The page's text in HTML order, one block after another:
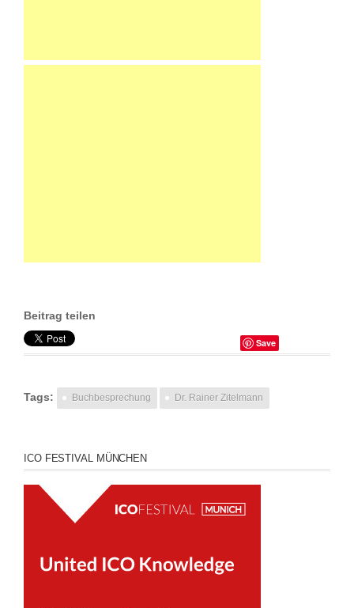
Beitrag teilen
Save
Tags: Buchbesprechung Dr. Rainer Zitelmann
ICO FESTIVAL MÜNCHEN